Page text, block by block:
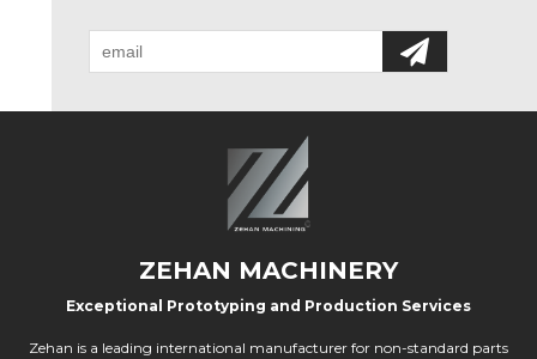
ZEHAN MACHINERY
Exceptional Prototyping and Production Services
Zehan is a leading international manufacturer for non-standard parts